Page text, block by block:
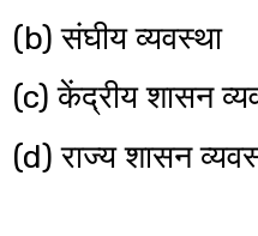
(b)संघीय व्यवस्था
(c)केंद्रीय शासन
(d)राज्य शासन